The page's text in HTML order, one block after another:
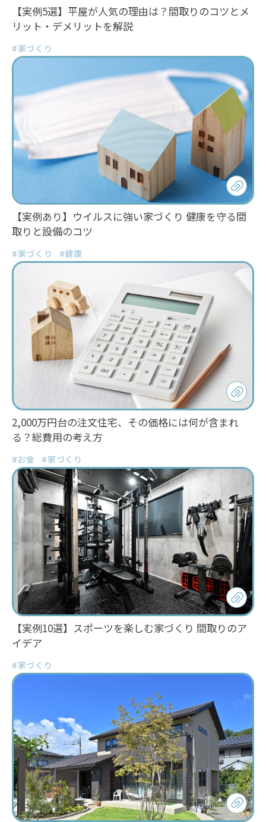
【実例5選】平屋が人気の理由は？間取りのコツとメ
リット・デメリットを解説
#家づくり
【実例あり】ウイルスに強い家づくり 健康を守る間
取りと設備のコツ
#家づくり #健康
2,000万円台の注文住宅、その価格には何が含まれ
る？総費用の考え方
#お金 #家づくり
【実例10選】スポーツを楽しむ家づくり 間取りのア
イデア
#家づくり